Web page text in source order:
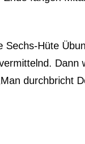
Hüte
Dann
durchbricht